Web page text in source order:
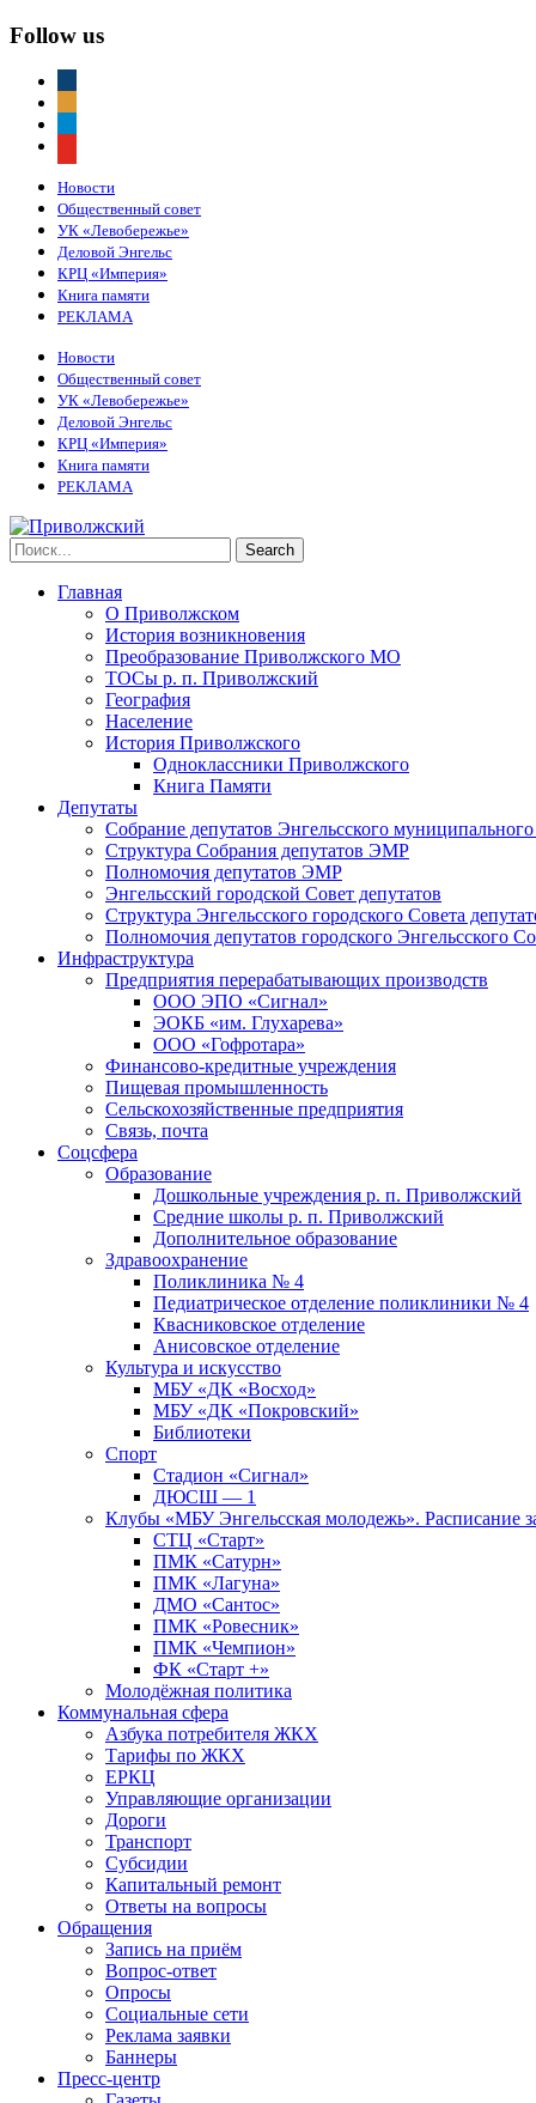
Follow us
Новости
Общественный совет
УК «Левобережье»
Деловой Энгельс
КРЦ «Империя»
Книга памяти
РЕКЛАМА
Новости
Общественный совет
УК «Левобережье»
Деловой Энгельс
КРЦ «Империя»
Книга памяти
РЕКЛАМА
Главная
О Приволжском
История возникновения
Преобразование Приволжского МО
ТОСы р. п. Приволжский
География
Население
История Приволжского
Одноклассники Приволжского
Книга Памяти
Депутаты
Собрание депутатов Энгельсского
Структура Собрания депутатов ЭМР
Полномочия депутатов ЭМР
Энгельсский городской Совет депутатов
Структура Энгельсского городского Совета
Полномочия депутатов городского Энгельсского
Инфраструктура
Предприятия перерабатывающих производств
ООО ЭПО «Сигнал»
ЭОКБ «им. Глухарева»
ООО «Гофротара»
Финансово-кредитные учреждения
Пищевая промышленность
Сельскохозяйственные предприятия
Связь, почта
Соцсфера
Образование
Дошкольные учреждения р. п. Приволжский
Средние школы р. п. Приволжский
Дополнительное образование
Здравоохранение
Поликлиника № 4
Педиатрическое отделение поликлиники № 4
Квасниковское отделение
Анисовское отделение
Культура и искусство
МБУ «ДК «Восход»
МБУ «ДК «Покровский»
Библиотеки
Спорт
Стадион «Сигнал»
ДЮСШ — 1
Клубы «МБУ Энгельсская молодежь». Расписание
СТЦ «Старт»
ПМК «Сатурн»
ПМК «Лагуна»
ДМО «Сантос»
ПМК «Ровесник»
ПМК «Чемпион»
ФК «Старт +»
Молодёжная политика
Коммунальная сфера
Азбука потребителя ЖКХ
Тарифы по ЖКХ
ЕРКЦ
Управляющие организации
Дороги
Транспорт
Субсидии
Капитальный ремонт
Ответы на вопросы
Обращения
Запись на приём
Вопрос-ответ
Опросы
Социальные сети
Реклама заявки
Баннеры
Пресс-центр